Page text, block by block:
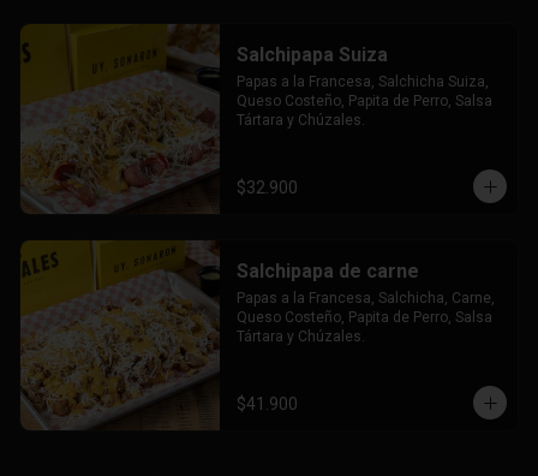
Salchipapa Suiza
Papas a la Francesa, Salchicha Suiza,
Queso Costeño, Papita de Perro, Salsa
Tártara y Chúzales.
$32.900
Salchipapa de carne
Papas a la Francesa, Salchicha, Carne,
Queso Costeño, Papita de Perro, Salsa
Tártara y Chúzales.
$41.900